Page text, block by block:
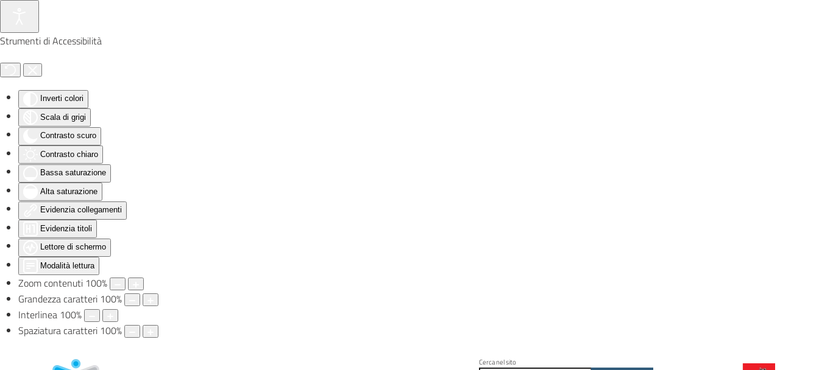
Strumenti di Accessibilità
Inverti colori
Scala di grigi
Contrasto scuro
Contrasto chiaro
Bassa saturazione
Alta saturazione
Evidenzia collegamenti
Evidenzia titoli
Lettore di schermo
Modalità lettura
Zoom contenuti 100%
Grandezza caratteri 100%
Interlinea 100%
Spaziatura caratteri 100%
Skip to main content
Cerca nel sito